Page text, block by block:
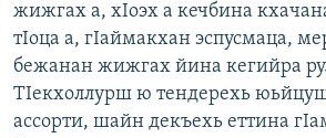
жижгах а, хIоэх а кечбина
тIоца а, гIаймакхан эспусмаца,
бежанан жижгах йина кегийра
ТIекхоллурш ю тендерехь
ассорти, шайн декъехь еттина